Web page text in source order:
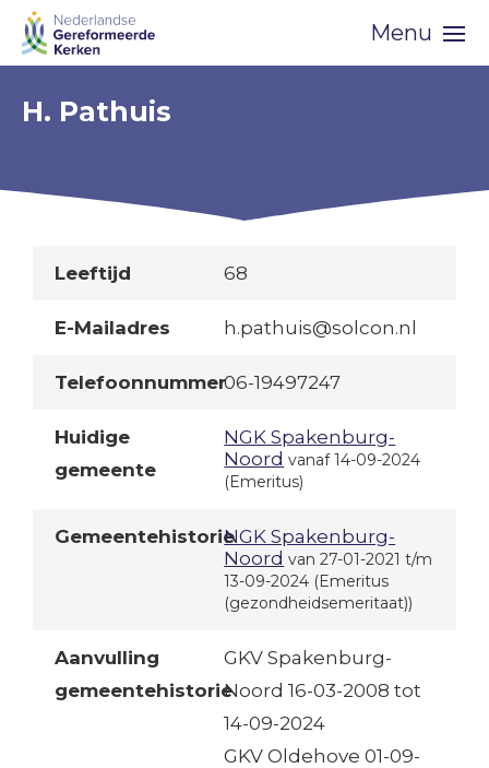
Skip
navigation
Menu
H. Pathuis
Leeftijd 68
E-Mailadres h.pathuis@solcon.nl
Telefoonnummer06-19497247
Huidige
gemeente
NGK Spakenburg-
Noord vanaf 14-09-2024
(Emeritus)
GemeentehistorieNGK Spakenburg-
Noord van 27-01-2021 t/m
13-09-2024 (Emeritus
(gezondheidsemeritaat))
Aanvulling
gemeentehistorie
GKV Spakenburg-
Noord 16-03-2008 tot
14-09-2024
GKV Oldehove 01-09-